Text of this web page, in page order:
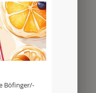
Böfinger/-